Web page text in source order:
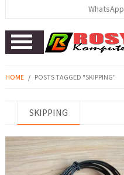
WhatsApp
Open
Menu
HOME / POSTS TAGGED "SKIPPING"
SKIPPING